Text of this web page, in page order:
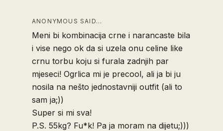
ANONYMOUS SAID…
Meni bi kombinacija crne i narancaste bila
i vise nego ok da si uzela onu celine like
crnu torbu koju si furala zadnjih par
mjeseci! Ogrlica mi je precool, ali ja bi ju
nosila na nešto jednostavniji outfit (ali to
sam ja;))
Super si mi sva!
P.S. 55kg? Fu*k! Pa ja moram na dijetu;)))